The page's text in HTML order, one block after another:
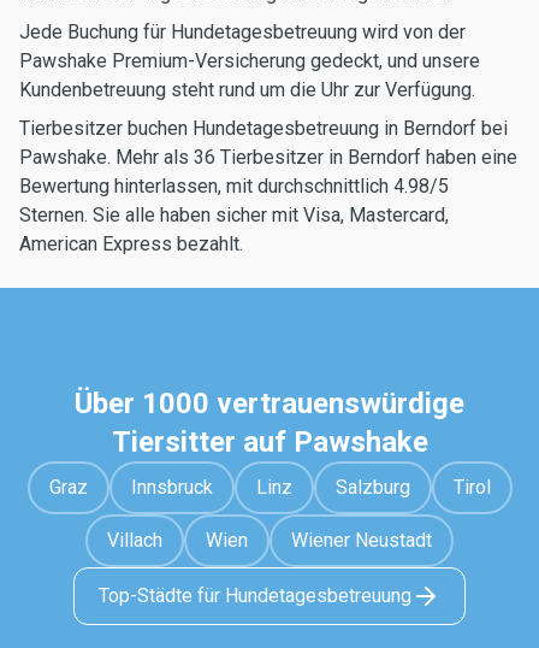
Jede Buchung für Hundetagesbetreuung wird von der
Pawshake Premium-Versicherung gedeckt, und unsere
Kundenbetreuung steht rund um die Uhr zur Verfügung.
Tierbesitzer buchen Hundetagesbetreuung in Berndorf bei
Pawshake. Mehr als 36 Tierbesitzer in Berndorf haben eine
Bewertung hinterlassen, mit durchschnittlich 4.98/5
Sternen. Sie alle haben sicher mit Visa, Mastercard,
American Express bezahlt.
Über 1000 vertrauenswürdige
Tiersitter auf Pawshake
Graz Innsbruck Linz Salzburg Tirol
Villach Wien Wiener Neustadt
Top-Städte für Hundetagesbetreuung